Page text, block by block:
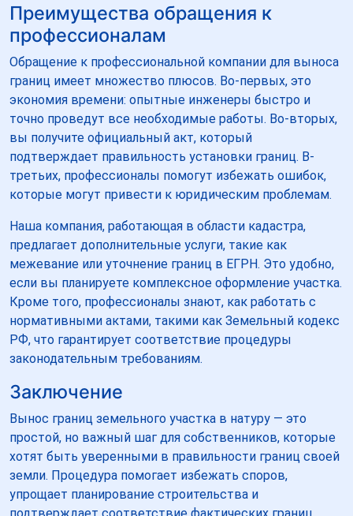
Преимущества обращения к
профессионалам
Обращение к профессиональной компании для выноса
границ имеет множество плюсов. Во-первых, это
экономия времени: опытные инженеры быстро и
точно проведут все необходимые работы. Во-вторых,
вы получите официальный акт, который
подтверждает правильность установки границ. В-
третьих, профессионалы помогут избежать ошибок,
которые могут привести к юридическим проблемам.
Наша компания, работающая в области кадастра,
предлагает дополнительные услуги, такие как
межевание или уточнение границ в ЕГРН. Это удобно,
если вы планируете комплексное оформление участка.
Кроме того, профессионалы знают, как работать с
нормативными актами, такими как Земельный кодекс
РФ, что гарантирует соответствие процедуры
законодательным требованиям.
Заключение
Вынос границ земельного участка в натуру — это
простой, но важный шаг для собственников, которые
хотят быть уверенными в правильности границ своей
земли. Процедура помогает избежать споров,
упрощает планирование строительства и
подтверждает соответствие фактических границ